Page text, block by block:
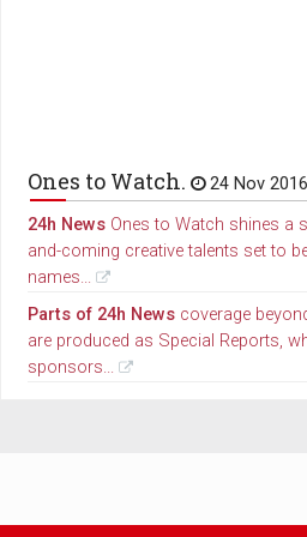
Ones to Watch. 24 Nov 2016
24h NewsOnes to Watch shines a
and-coming creative talents set to
names...
Parts of 24h Newscoverage
are produced as Special Reports,
sponsors...